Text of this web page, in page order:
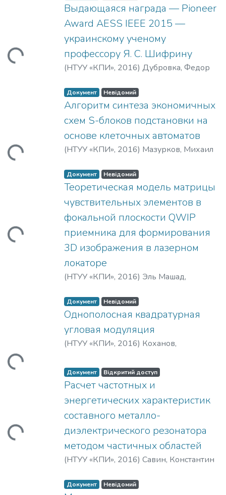
Выдающаяся награда — Pioneer
Award AESS IEEE 2015 —
украинскому ученому
профессору Я. С. Шифрину
(НТУУ «КПИ», 2016) Дубровка, Федор
Документ Невідомий
Алгоритм синтеза экономичных
схем S-блоков подстановки на
основе клеточных автоматов
(НТУУ «КПИ», 2016) Мазурков, Михаил
Mazurkov, Michael I.;Sokolov, Artem V.
Документ Невідомий
Теоретическая модель матрицы
чувствительных элементов в
фокальной плоскости QWIP
приемника для формирования
3D изображения в лазерном
локаторе
(НТУУ «КПИ», 2016) Эль Машад,
El Mashade, Mohamed Bakry
Ahmed Elsayed
Документ Невідомий
Однополосная квадратурная
угловая модуляция
(НТУУ «КПИ», 2016) Коханов,
Мария Юрьевна;Kokhanov, A. B.
Levkovskaya, M. Yu.
Документ Відкритий доступ
Расчет частотных и
энергетических характеристик
составного металло-
диэлектрического резонатора
методом частичных областей
(НТУУ «КПИ», 2016) Савин, Константин
Прокопенко, Юрий Васильевич
Документ Невідомий